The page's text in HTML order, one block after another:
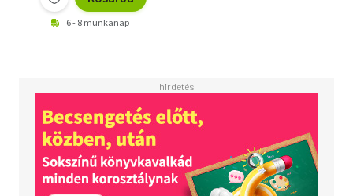
6 - 8 munkanap